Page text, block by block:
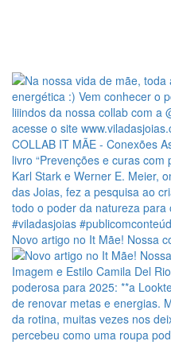
Novo artigo no It Mãe! Nossa